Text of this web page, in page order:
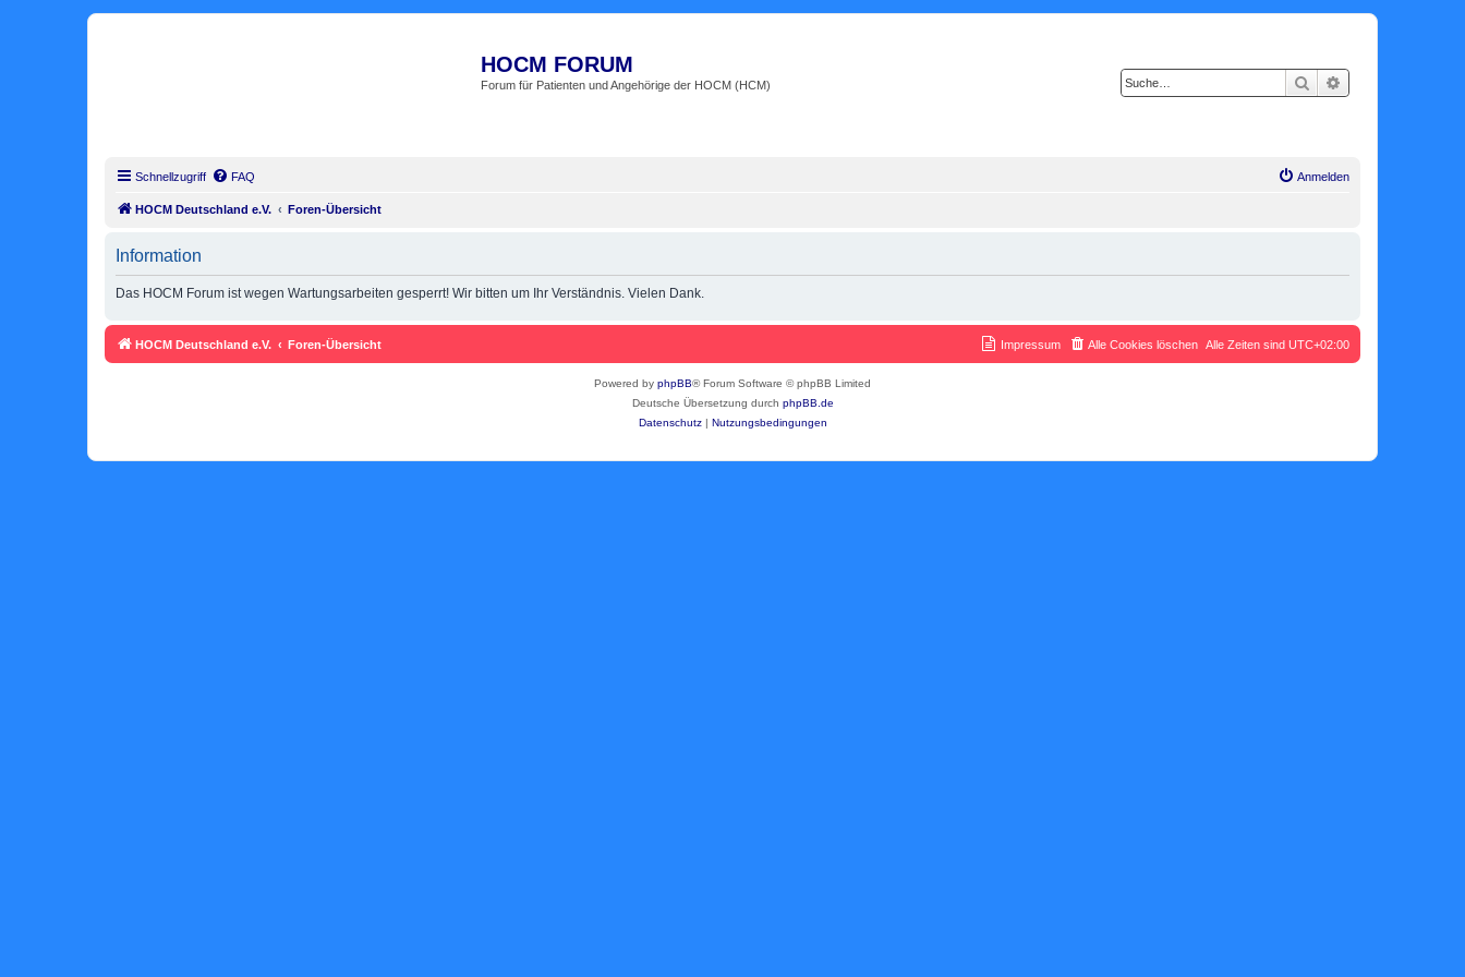
HOCM FORUM
Forum für Patienten und Angehörige der HOCM (HCM) Suche
Schnellzugriff FAQ Anmelden
HOCM Deutschland e.V. Foren-Übersicht
Information
Das HOCM Forum ist wegen Wartungsarbeiten gesperrt! Wir bitten um Ihr Verständnis. Vielen Dank.
HOCM Deutschland e.V. Foren-Übersicht Alle Zeiten sind UTC+02:00
Alle Cookies löschen
Impressum
Powered by phpBB® Forum Software © phpBB Limited
Deutsche Übersetzung durch phpBB.de
Datenschutz| Nutzungsbedingungen